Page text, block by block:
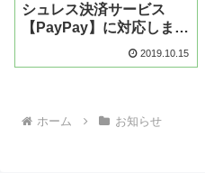
シュレス決済サービス
【PayPay】に対応しまし
2019.10.15
ホーム お知らせ